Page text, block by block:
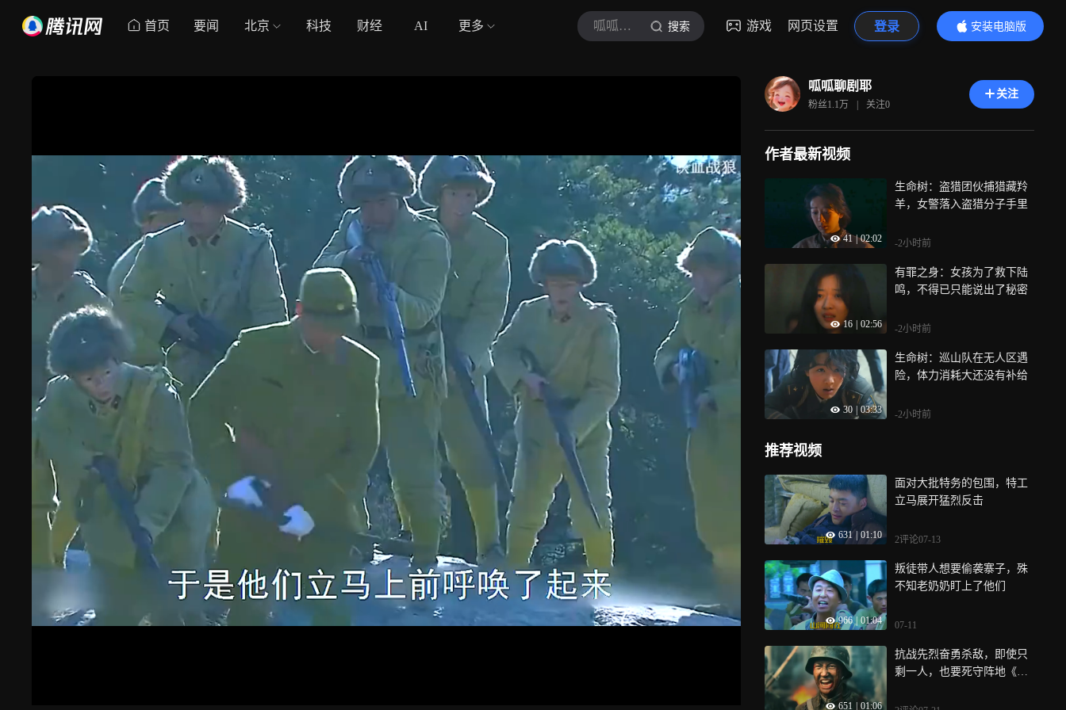
首页 要闻 北京 科技 财经 AI 更多 呱呱聊剧耶 搜索 游戏 网页设置 登录
安装电脑版
内容更精彩
呱呱聊剧耶
粉丝1.1万 | 关注0
关注
作者最新视频
41 | 02:02
生命树：盗猎团伙捕猎藏羚
羊，女警落入盗猎分子手里
-2小时前
16 02:56
有罪之身：女孩为了救下陆
鸣，不得已只能说出了秘密
-2小时前
30 03:33
生命树：巡山队在无人区遇
险，体力消耗大还没有补给
-2小时前
推荐视频
631 01:10
面对大批特务的包围，特工
立马展开猛烈反击
2评论07-13
966 01:04
叛徒带人想要偷袭寨子，殊
不知老奶奶盯上了他们
07-11
651 01:06
抗战先烈奋勇杀敌，即使只
剩一人，也要死守阵地《八